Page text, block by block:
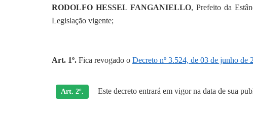
RODOLFO HESSEL FANGANIELLO, Prefeito da
Legislação vigente;
Art. 1º. Fica revogado o Decreto nº 3.524, de 03 de junho de
Art. 2º. Este decreto entrará em vigor na data de sua